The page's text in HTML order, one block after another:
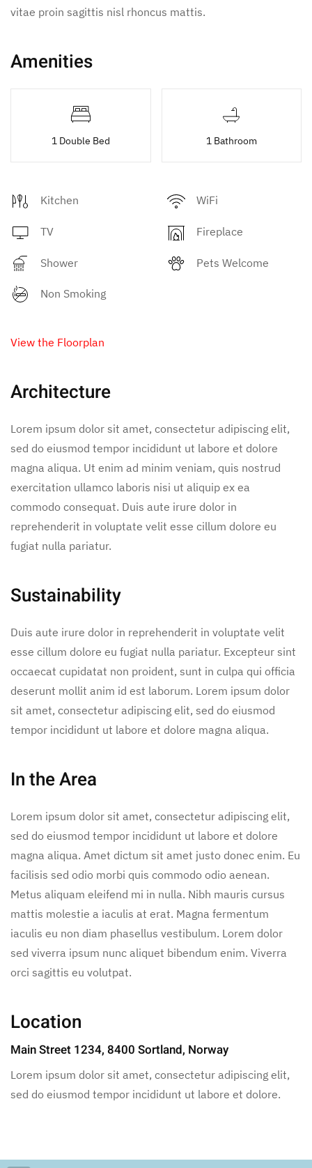
vitae proin sagittis nisl rhoncus mattis.
Amenities
1 Double Bed 1 Bathroom
Kitchen WiFi
TV Fireplace
Shower Pets Welcome
Non Smoking
View the Floorplan
Architecture
Lorem ipsum dolor sit amet, consectetur adipiscing elit,
sed do eiusmod tempor incididunt ut labore et dolore
magna aliqua. Ut enim ad minim veniam, quis nostrud
exercitation ullamco laboris nisi ut aliquip ex ea
commodo consequat. Duis aute irure dolor in
reprehenderit in voluptate velit esse cillum dolore eu
fugiat nulla pariatur.
Sustainability
Duis aute irure dolor in reprehenderit in voluptate velit
esse cillum dolore eu fugiat nulla pariatur. Excepteur sint
occaecat cupidatat non proident, sunt in culpa qui officia
deserunt mollit anim id est laborum. Lorem ipsum dolor
sit amet, consectetur adipiscing elit, sed do eiusmod
tempor incididunt ut labore et dolore magna aliqua.
In the Area
Lorem ipsum dolor sit amet, consectetur adipiscing elit,
sed do eiusmod tempor incididunt ut labore et dolore
magna aliqua. Amet dictum sit amet justo donec enim. Eu
facilisis sed odio morbi quis commodo odio aenean.
Metus aliquam eleifend mi in nulla. Nibh mauris cursus
mattis molestie a iaculis at erat. Magna fermentum
iaculis eu non diam phasellus vestibulum. Lorem dolor
sed viverra ipsum nunc aliquet bibendum enim. Viverra
orci sagittis eu volutpat.
Location
Main Street 1234, 8400 Sortland, Norway
Lorem ipsum dolor sit amet, consectetur adipiscing elit,
sed do eiusmod tempor incididunt ut labore et dolore.